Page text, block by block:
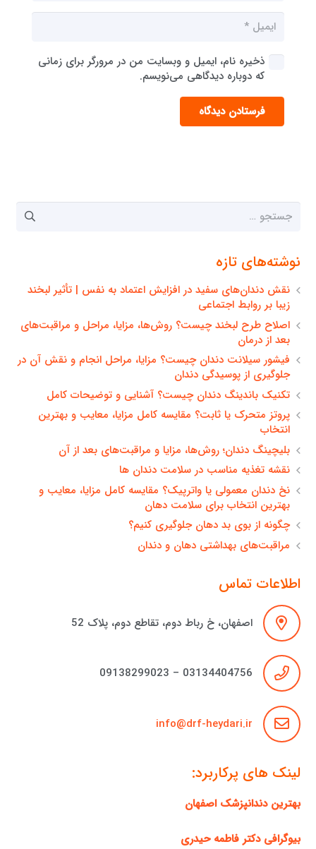
ذخیره نام، ایمیل و وبسایت من در مرورگر برای زمانی
که دوباره دیدگاهی می‌نویسم.
فرستادن دیدگاه
جستجو
نوشته‌های تازه
نقش دندان‌های سفید در افزایش اعتماد به نفس | تأثیر لبخند
زیبا بر روابط اجتماعی
اصلاح طرح لبخند چیست؟ روش‌ها، مزایا، مراحل و مراقبت‌های
بعد از درمان
فیشور سیلانت دندان چیست؟ مزایا، مراحل انجام و نقش آن در
جلوگیری از پوسیدگی دندان
تکنیک باندینگ دندان چیست؟ آشنایی و توضیحات کامل
پروتز متحرک یا ثابت؟ مقایسه کامل مزایا، معایب و بهترین
انتخاب
بلیچینگ دندان؛ روش‌ها، مزایا و مراقبت‌های بعد از آن
نقشه تغذیه مناسب در سلامت دندان ها
نخ دندان معمولی یا واترپیک؟ مقایسه کامل مزایا، معایب و
بهترین انتخاب برای سلامت دهان
چگونه از بوی بد دهان جلوگیری کنیم؟
مراقبت‌های بهداشتی دهان و دندان
اطلاعات تماس
اصفهان، خ رباط دوم، تقاطع دوم، پلاک 52
03134404756 – 09138299023
info@drf-heydari.ir
لینک های پرکاربرد:
بهترین دندانپزشک اصفهان
بیوگرافی دکتر فاطمه حیدری